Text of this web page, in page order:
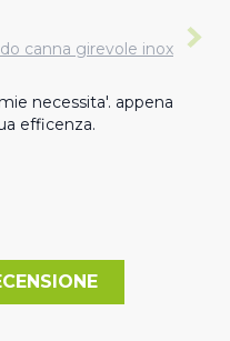
canna girevole inox
necessita'. appena
efficenza.